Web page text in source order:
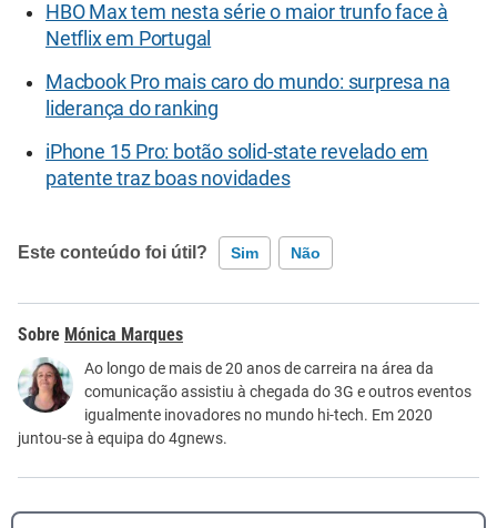
HBO Max tem nesta série o maior trunfo face à
Netflix em Portugal
Macbook Pro mais caro do mundo: surpresa na
liderança do ranking
iPhone 15 Pro: botão solid-state revelado em
patente traz boas novidades
Este conteúdo foi útil? Sim Não
Este conteúdo contém informação incorreta
Este conteúdo não tem a informação que procuro
Outro
Mónica Marques
Ao longo de mais de 20 anos de carreira na área da
comunicação assistiu à chegada do 3G e outros eventos
igualmente inovadores no mundo hi-tech. Em 2020
juntou-se à equipa do 4gnews.